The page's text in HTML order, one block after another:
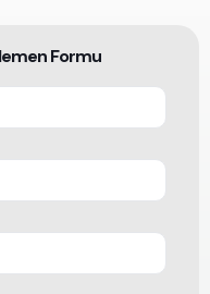
Formu